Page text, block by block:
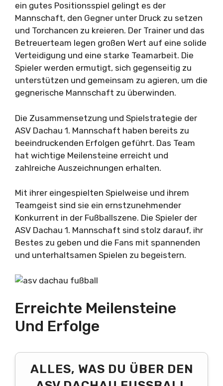
ein gutes Positionsspiel gelingt es der
Mannschaft, den Gegner unter Druck zu setzen
und Torchancen zu kreieren. Der Trainer und das
Betreuerteam legen großen Wert auf eine solide
Verteidigung und eine starke Teamarbeit. Die
Spieler werden ermutigt, sich gegenseitig zu
unterstützen und gemeinsam zu agieren, um die
gegnerische Mannschaft zu überwinden.
Die Zusammensetzung und Spielstrategie der
ASV Dachau 1. Mannschaft haben bereits zu
beeindruckenden Erfolgen geführt. Das Team
hat wichtige Meilensteine erreicht und
zahlreiche Auszeichnungen erhalten.
Mit ihrer eingespielten Spielweise und ihrem
Teamgeist sind sie ein ernstzunehmender
Konkurrent in der Fußballszene. Die Spieler der
ASV Dachau 1. Mannschaft sind stolz darauf, ihr
Bestes zu geben und die Fans mit spannenden
und unterhaltsamen Spielen zu begeistern.
Erreichte Meilensteine
Und Erfolge
ALLES, WAS DU ÜBER DEN